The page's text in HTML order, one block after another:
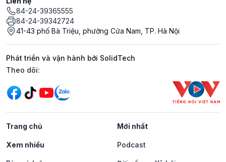
84-24-39365555
84-24-39342724
41-43 phố Bà Triệu, phường Cửa Nam, TP. Hà Nội
Phát triển và vận hành bởi SolidTech
Mạng xã hội
Theo dõi:
Trang chủ Mới nhất
Xem nhiều Podcast